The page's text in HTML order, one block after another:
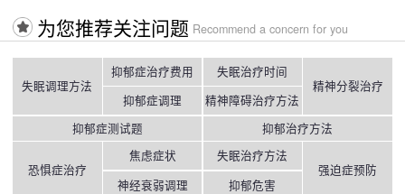
为您推荐关注问题 Recommend a concern for you
失眠调理方法
抑郁症治疗费用
抑郁症调理
失眠治疗时间
精神障碍治疗方法
精神分裂治疗
抑郁症测试题 抑郁治疗方法
恐惧症治疗
焦虑症状
神经衰弱调理
失眠治疗方法
抑郁危害
强迫症预防